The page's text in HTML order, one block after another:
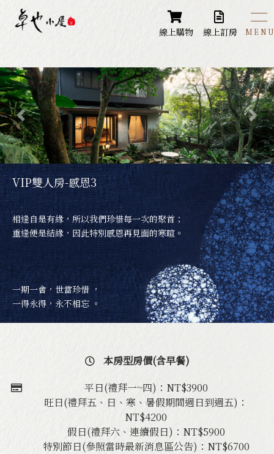
線上購物 線上訂房
房型介紹 Room Type Introduction
星空泡泡屋(限2人入住)
本館 - 雅緻客房
本館 - 穀倉客房
本館 - VIP客房
本館 - 吉祥客房
藏山館 - 經典雙人房
藏山館 - 尊爵雙人房
藏山館 - 溫馨六人房
VIP雙人房-感恩3
相逢自是有緣，所以我們珍惜每一次的聚首；
重逢便是結緣，因此特別感恩再見面的寒暄。
一期一會，世當珍惜 ，
一得永得，永不相忘 。
本房型房價(含早餐)
平日(禮拜一~四)：NT$3900
旺日(禮拜五、日、寒、暑假期間週日到週五)：
NT$4200
假日(禮拜六、連續假日)：NT$5900
特別節日(參照當時最新消息區公告)：NT$6700